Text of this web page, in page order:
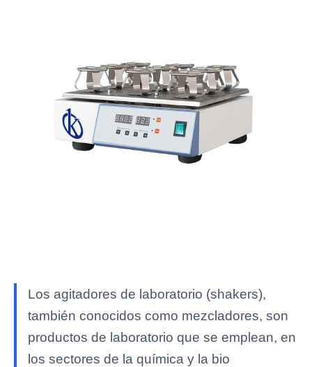
Los agitadores de laboratorio (shakers),
también conocidos como mezcladores, son
productos de laboratorio que se emplean, en
los sectores de la química y la bio